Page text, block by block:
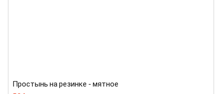
Простынь на резинке - мятное